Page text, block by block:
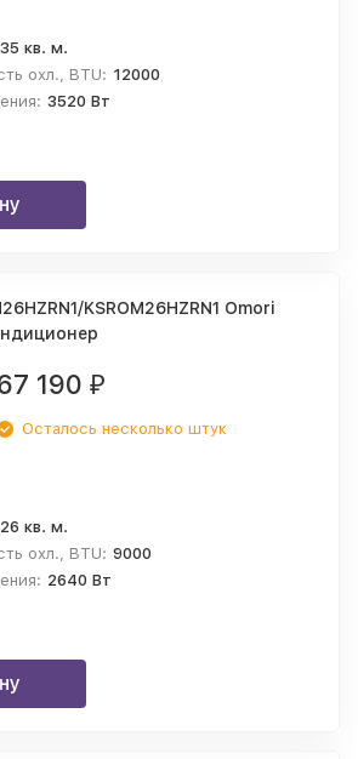
кв. м.
охл., BTU: 12000
3520 Вт
KSROM26HZRN1 Omori
190 ₽
Осталось несколько штук
кв. м.
охл., BTU: 9000
2640 Вт